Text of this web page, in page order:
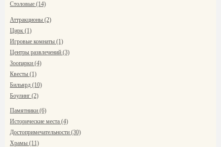
Столовые (14)
Аттракционы (2)
Цирк (1)
Игровые комнаты (1)
Центры развлечений (3)
Зоопарки (4)
Квесты (1)
Бильярд (10)
Боулинг (2)
Памятники (6)
Исторические места (4)
Достопримечательности (30)
Храмы (11)